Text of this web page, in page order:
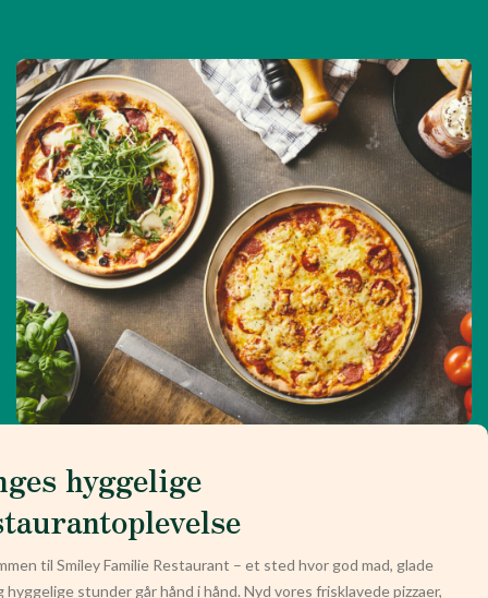
hyggelige
til Smiley Familie Restaurant – et sted hvor god mad, glade
hyggelige stunder går hånd i hånd. Nyd vores frisklavede pizzaer,